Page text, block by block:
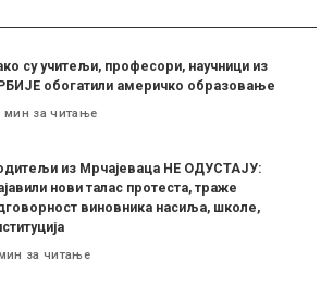
су учитељи, професори, научници из
обогатили америчко образовање
мин за читање
из Мрчајеваца НЕ ОДУСТАЈУ:
нови талас протеста, траже
виновника насиља, школе,
за читање